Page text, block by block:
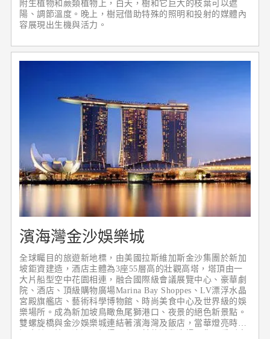
附生植物和蕨類植物上，白天，樹和它巨大的枝葉可以遮
陽、調節溫度。晚上，樹冠借助特殊的照明和投射的媒體內
容展現出生機與活力。
濱海灣金沙娛樂城
全球矚目的旅遊新地標，由美國拉斯維加斯金沙集團於新加
坡鉅資建造，酒店主體為3座55層高的壯觀高塔，塔頂由一
大片船型空中花園相連，融合國際級會議展覽中心、豪華劇
院、酒店、頂級購物廣場Marina Bay Shoppes、LV漂浮水晶
宮殿旗艦店、藝術科學博物館、時尚美食中心及世界級的娛
樂場所。成為新加坡鳥瞰魚尾獅港口、夜景的絕色新景點。
雙螺旋橋與金沙娛樂城連結著濱海灣及飯店，當華燈亮時，